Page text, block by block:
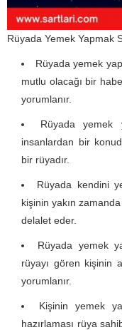
Rüyada Yemek Yapmak
Rüyada yemek
mutlu olacağı bir
yorumlanır.
Rüyada yemek
insanlardan bir
bir rüyadır.
Rüyada kendini
kişinin yakın
delalet eder.
Rüyada yemek
rüyayı gören kişinin
yorumlanır.
Kişinin yemek
hazırlaması rüya